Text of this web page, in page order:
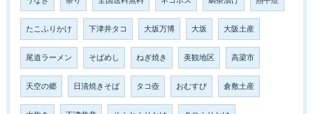
たこふりかけ 下津井タコ 大坂万博 大坂 大阪土産
尾道ラーメン そばめし ねぎ焼き 美観地区 高梁市
天空の郷 日清焼きそば タコ壺 おむすび 倉敷土産